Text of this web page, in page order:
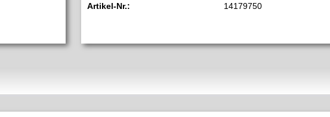
Artikel-Nr.: 14179750